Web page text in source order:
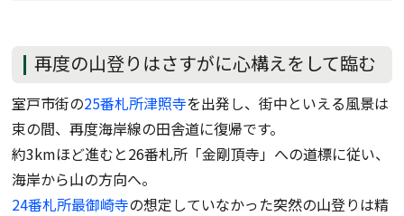
再度の山登りはさすがに心構えをして臨む
室戸市街の25番札所津照寺を出発し、街中といえる風景は
束の間、再度海岸線の田舎道に復帰です。
約3kmほど進むと26番札所「金剛頂寺」への道標に従い、
海岸から山の方向へ。
24番札所最御崎寺の想定していなかった突然の山登りは精